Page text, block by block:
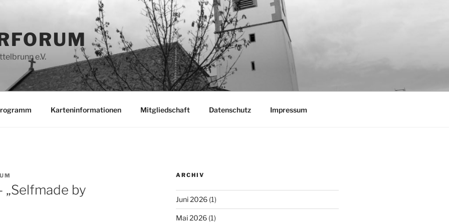
e.V.
Karteninformationen Mitgliedschaft Datenschutz Impressum
by
ARCHIV
Juni 2026(1)
Mai 2026(1)